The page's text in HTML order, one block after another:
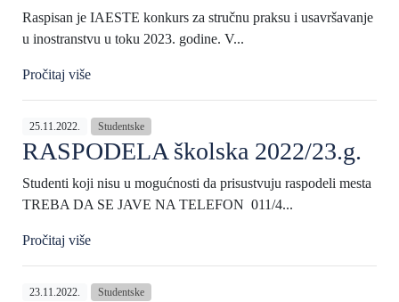
Raspisan je IAESTE konkurs za stručnu praksu i usavršavanje
u inostranstvu u toku 2023. godine. V...
Pročitaj više
25.11.2022. Studentske
RASPODELA školska 2022/23.g.
Studenti koji nisu u mogućnosti da prisustvuju raspodeli mesta
TREBA DA SE JAVE NA TELEFON 011/4...
Pročitaj više
23.11.2022. Studentske